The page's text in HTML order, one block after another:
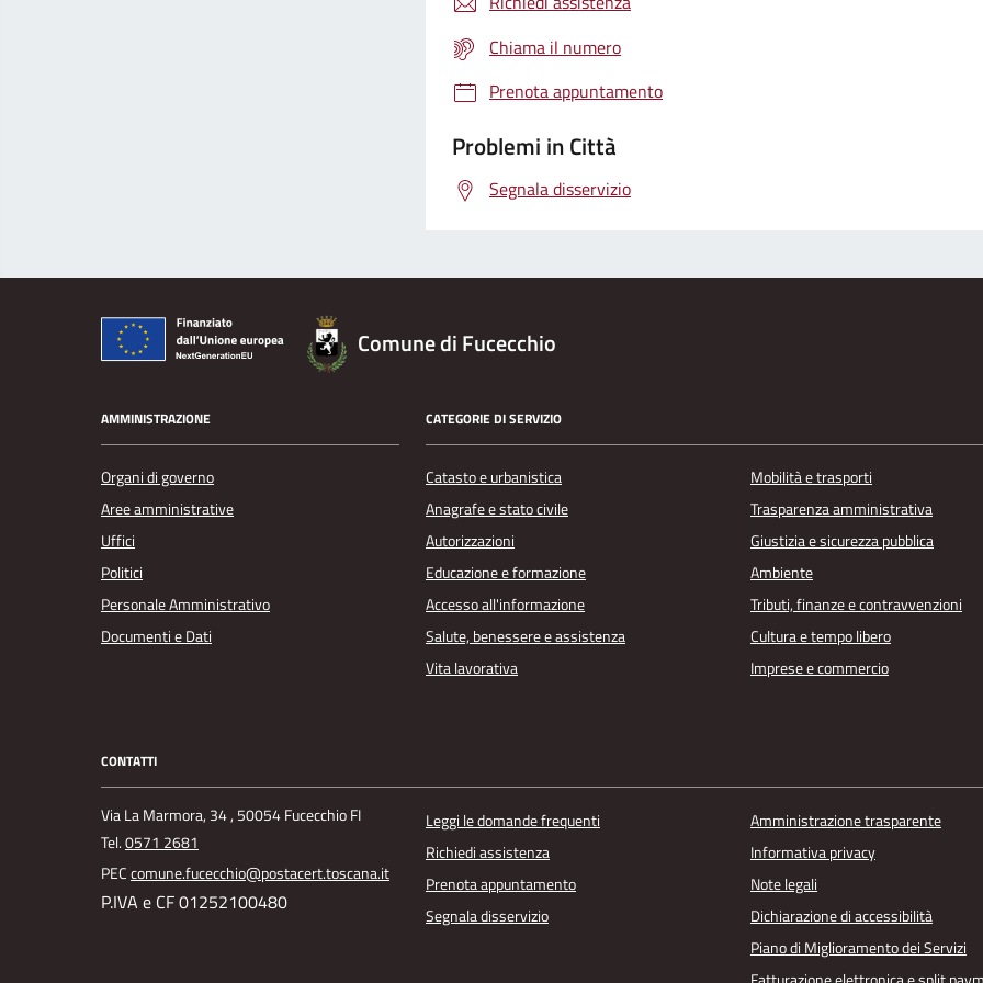
Chiama il numero
Prenota appuntamento
Problemi in Città
Segnala disservizio
Comune di Fucecchio
AMMINISTRAZIONE
Organi di governo
Aree amministrative
Uffici
Politici
Personale Amministrativo
Documenti e Dati
CATEGORIE DI SERVIZIO
Catasto e urbanistica
Anagrafe e stato civile
Autorizzazioni
Educazione e formazione
Accesso all'informazione
Salute, benessere e assistenza
Vita lavorativa
Mobilità e trasporti
Trasparenza amministrativa
Giustizia e sicurezza pubblica
Ambiente
Tributi, finanze e contravvenzioni
Cultura e tempo libero
Imprese e commercio
CONTATTI
Via La Marmora, 34 , 50054 Fucecchio FI
Tel.0571 2681
PECcomune.fucecchio@postacert.toscana.it
P.IVA e CF 01252100480
Leggi le domande frequenti
Richiedi assistenza
Prenota appuntamento
Segnala disservizio
Amministrazione trasparente
Informativa privacy
Note legali
Dichiarazione di accessibilità
Piano di Miglioramento dei Servizi